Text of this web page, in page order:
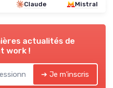
Claude Mistral
actualités de
work !
➔ Je m'inscris